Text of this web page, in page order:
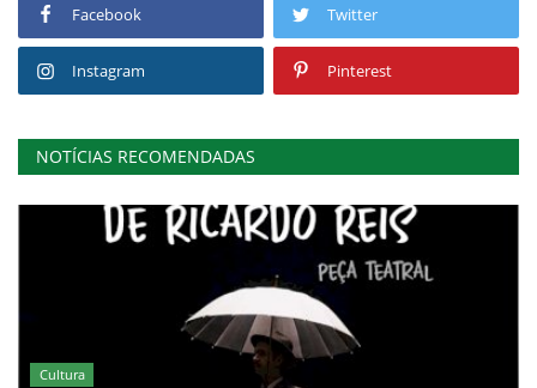
Facebook Twitter
Instagram Pinterest
NOTÍCIAS RECOMENDADAS
Cultura